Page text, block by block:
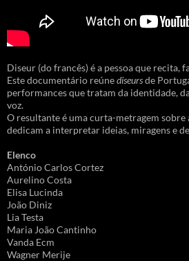
Diseur (do francês) é a pessoa que recita,
Este documentário reúnediseursde
performances que tratam da identidade,
voz.
O resultante é uma curta-metragem sobre
dedicam a interpretar ideias, miragens e
Elenco
António Carlos Cortez
Aurelino Costa
Elisa Lucinda
João Diniz
Lia Testa
Maria João Cantinho
Vanda Ecm
Wagner Merije